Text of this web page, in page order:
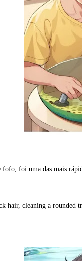
foi uma das mais
hair, cleaning a rounded